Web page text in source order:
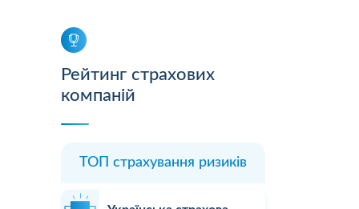
Рейтинг страхових
компаній
ТОП страхування ризиків